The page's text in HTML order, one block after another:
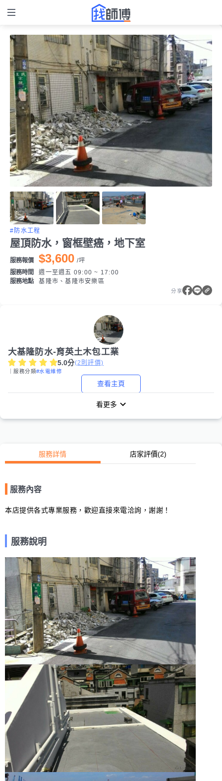
#防水工程
屋頂防水，窗框壁癌，地下室
服務報價 $3,600 /坪
服務時間
週一至週五 09:00 ~ 17:00
服務地點
基隆市、基隆市安樂區
分享
大基隆防水-育英土木包工業
5.0分(2 則評價)
｜服務分類#水電維修
查看主頁
看更多
服務詳情 店家評價(2)
服務內容
本店提供各式專業服務，歡迎直接來電洽詢，謝謝！
服務說明